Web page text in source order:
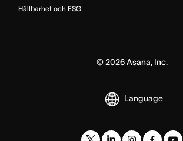
Hållbarhet och ESG
© 2026Asana, Inc.
Language